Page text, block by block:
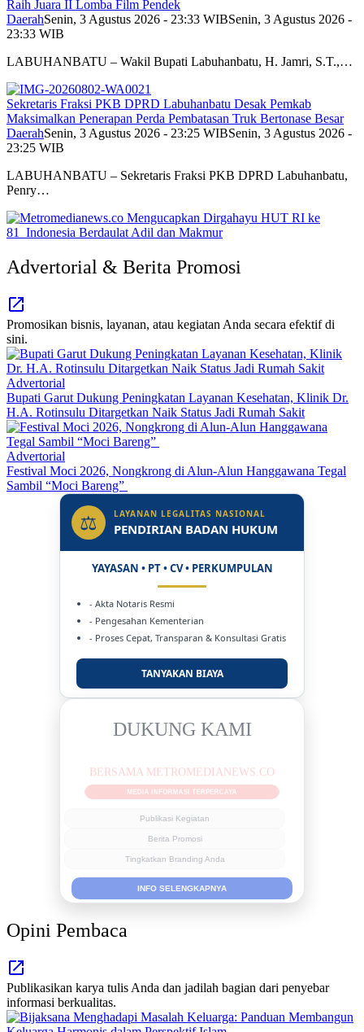
Raih Juara II Lomba Film Pendek
DaerahSenin, 3 Agustus 2026 - 23:33 WIBSenin, 3 Agustus 2026 -
23:33 WIB
LABUHANBATU – Wakil Bupati Labuhanbatu, H. Jamri, S.T.,…
Sekretaris Fraksi PKB DPRD Labuhanbatu Desak Pemkab
Maksimalkan Penerapan Perda Pembatasan Truk Bertonase Besar
DaerahSenin, 3 Agustus 2026 - 23:25 WIBSenin, 3 Agustus 2026 -
23:25 WIB
LABUHANBATU – Sekretaris Fraksi PKB DPRD Labuhanbatu,
Penry…
Advertorial & Berita Promosi
Promosikan bisnis, layanan, atau kegiatan Anda secara efektif di
sini.
Advertorial
Bupati Garut Dukung Peningkatan Layanan Kesehatan, Klinik Dr.
H.A. Rotinsulu Ditargetkan Naik Status Jadi Rumah Sakit
Advertorial
Festival Moci 2026, Nongkrong di Alun-Alun Hanggawana Tegal
Sambil “Moci Bareng”
⚖ LAYANAN LEGALITAS NASIONAL
PENDIRIAN BADAN HUKUM
YAYASAN • PT • CV • PERKUMPULAN
- Akta Notaris Resmi
- Pengesahan Kementerian
- Proses Cepat, Transparan & Konsultasi Gratis
TANYAKAN BIAYA
DUKUNG KAMI
MEDIA INFORMASI TERPERCAYA
Publikasi Kegiatan
Berita Promosi
Tingkatkan Branding Anda
INFO SELENGKAPNYA
Opini Pembaca
Publikasikan karya tulis Anda dan jadilah bagian dari penyebar
informasi berkualitas.